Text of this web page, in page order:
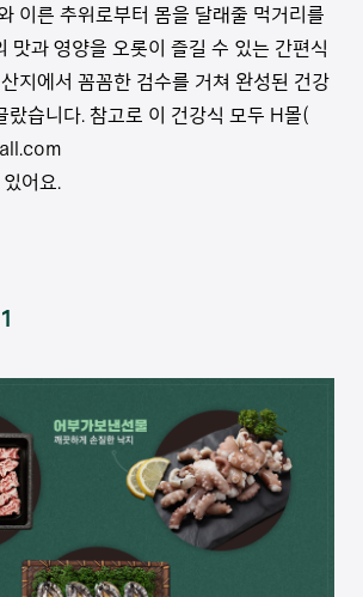
이른 추위로부터 몸을 달래줄 먹거리를
맛과 영양을 오롯이 즐길 수 있는 간편식
지에서 꼼꼼한 검수를 거쳐 완성된 건강
랐습니다. 참고로 이 건강식 모두 H몰(
어요.